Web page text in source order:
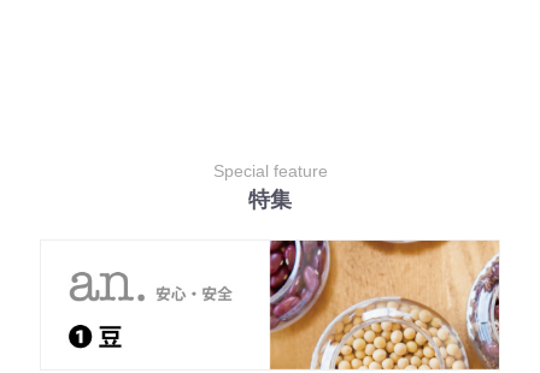
Special feature
特集